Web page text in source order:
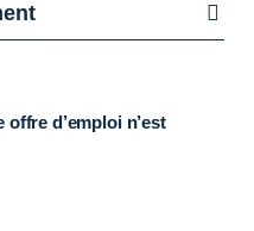
d’emploi n’est